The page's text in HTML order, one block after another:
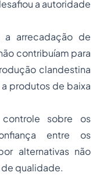
a autoridade
a arrecadação de
contribuíam para
clandestina
produtos de baixa
sobre os
entre os
alternativas não
de qualidade.